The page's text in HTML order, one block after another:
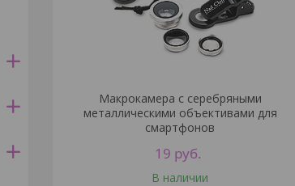
Макрокамера с серебряными
металлическими объективами для
смартфонов
19 руб.
В наличии